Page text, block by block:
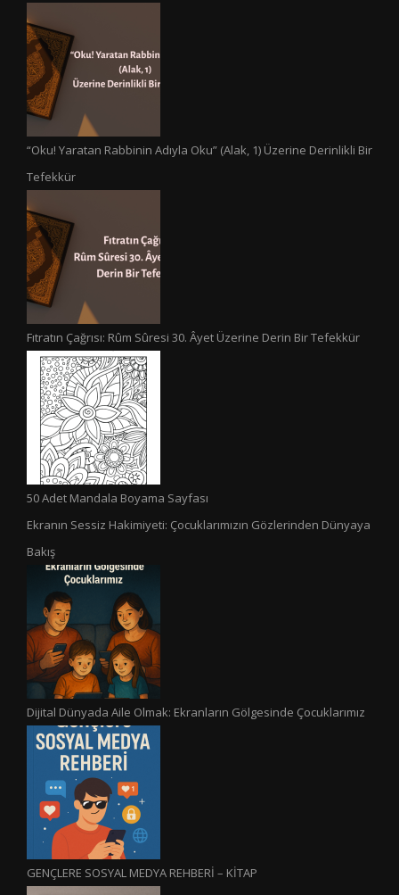
“Oku! Yaratan Rabbinin Adıyla Oku” (Alak, 1) Üzerine Derinlikli Bir
Tefekkür
Fıtratın Çağrısı: Rûm Sûresi 30. Âyet Üzerine Derin Bir Tefekkür
50 Adet Mandala Boyama Sayfası
Ekranın Sessiz Hakimiyeti: Çocuklarımızın Gözlerinden Dünyaya
Bakış
Dijital Dünyada Aile Olmak: Ekranların Gölgesinde Çocuklarımız
GENÇLERE SOSYAL MEDYA REHBERİ – KİTAP